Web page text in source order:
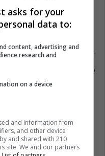
en mundiales, pero
es que el portero
al momento de patear
tapa el disparo,
suspenso al momento
haya un penalti
la confirmación del
portero.
asks for your
data to:
content, advertising and
research and
on a device
and information from
and other device
and shared with 210
site. We and our partners